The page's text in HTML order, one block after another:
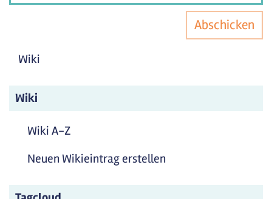
Abschicken
Wiki
Wiki
Wiki A-Z
Neuen Wikieintrag erstellen